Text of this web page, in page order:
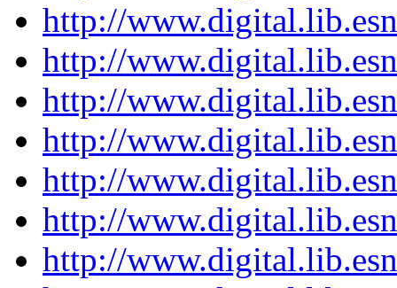
http://
http://
http://
http://
http://
http://
http://